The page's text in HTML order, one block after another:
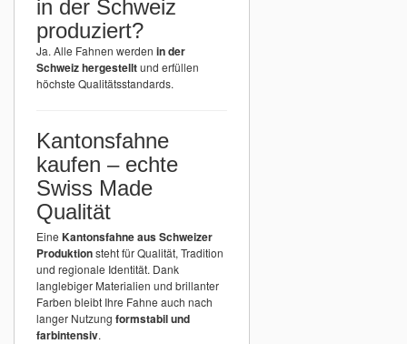
in der Schweiz
produziert?
Ja. Alle Fahnen werden in der
Schweiz hergestelltund erfüllen
höchste Qualitätsstandards.
Kantonsfahne
kaufen – echte
Swiss Made
Qualität
Eine Kantonsfahne aus Schweizer
Produktionsteht für Qualität, Tradition
und regionale Identität. Dank
langlebiger Materialien und brillanter
Farben bleibt Ihre Fahne auch nach
langer Nutzung formstabil und
farbintensiv.